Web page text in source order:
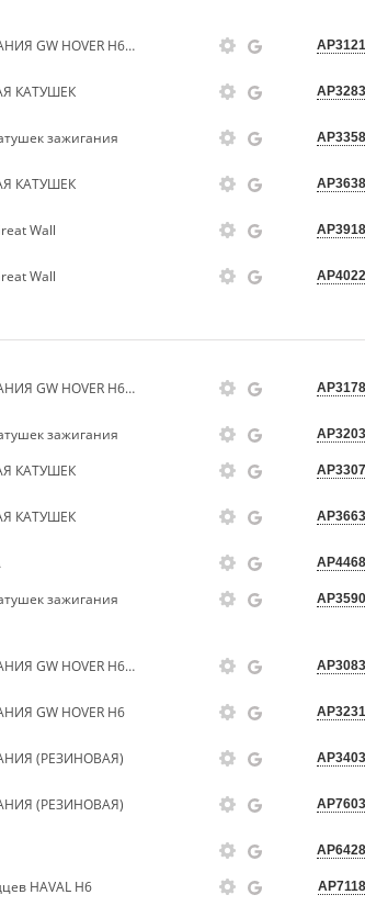
ПРОКЛАДКА КАТУШЕК ЗАЖИГАНИЯ GW HOVER H6 (БЕНЗИН)
КАТУШЕК
зажигания
КАТУШЕК
Wall
Wall
ПРОКЛАДКА КАТУШЕК ЗАЖИГАНИЯ GW HOVER H6 (БЕНЗИН)
зажигания
КАТУШЕК
КАТУШЕК
зажигания
ПРОКЛАДКА КАТУШЕК ЗАЖИГАНИЯ GW HOVER H6 (БЕНЗИН)
GW HOVER H6
(РЕЗИНОВАЯ)
(РЕЗИНОВАЯ)
HAVAL H6